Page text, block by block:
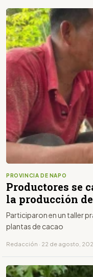
PROVINCIA DE NAPO
Productores se
la producción
Participaron en un taller
plantas de cacao
Redacción · 22 de agosto,